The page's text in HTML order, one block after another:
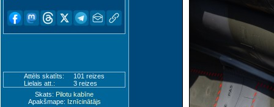
Attēls skatīts:
101 reizes
Lielais att.:
3 reizes
Skats: Pilotu kabīne
Apakšmape: Iznīcinātājs